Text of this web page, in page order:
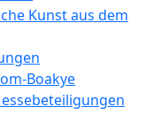
Kunst aus dem
Boakye